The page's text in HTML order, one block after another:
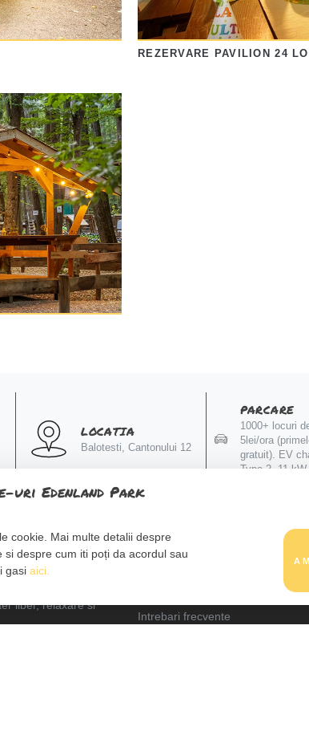
uri Edenland Park
cookie. Mai multe detalii despre
si despre cum iti poți da acordul sau
gasi aici.
REZERVARE PAVILION 24
LOCATIA
Balotesti, Cantonului 12
PARCARE
1000+ locuri
5lei/ora
gratuit). EV
Type 2, 11 kW
liber, relaxare si
SUPORT CLIENTI
Intrebari frecvente